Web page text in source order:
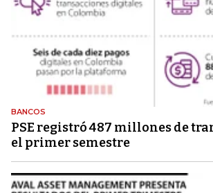
BANCOS
PSE registró 487 millones de
el primer semestre